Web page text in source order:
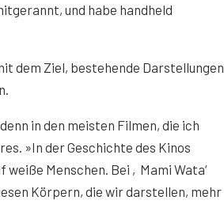
und habe handheld
dem Ziel, bestehende Darstellungen
in den meisten Filmen, die ich
»In der Geschichte des Kinos
Menschen. Bei ‚Mami Wata‘
Körpern, die wir darstellen, mehr